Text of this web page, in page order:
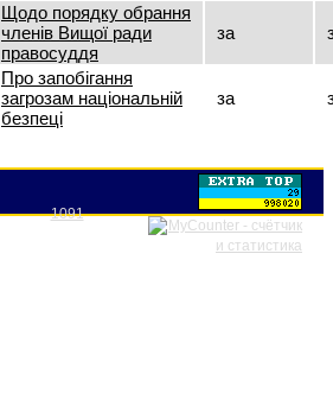
Щодо порядку обрання
членів Вищої ради
правосуддя
за
Про запобігання
загрозам національній
безпеці
за
1091